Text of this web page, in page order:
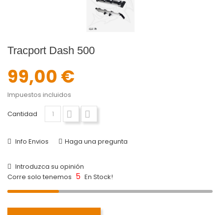
Tracport Dash 500
99,00 €
Impuestos incluidos
Cantidad
Info Envios Haga una pregunta
Introduzca su opinión
Corre solo tenemos 5 En Stock!